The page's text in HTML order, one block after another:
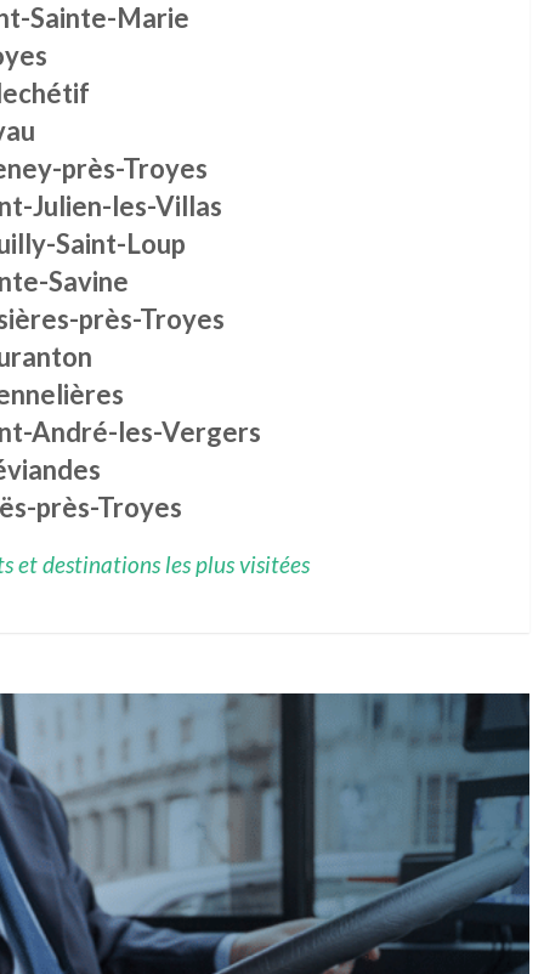
Sainte-Marie
près-Troyes
Julien-les-Villas
Saint-Loup
Savine
près-Troyes
André-les-Vergers
près-Troyes
et destinations les plus visitées